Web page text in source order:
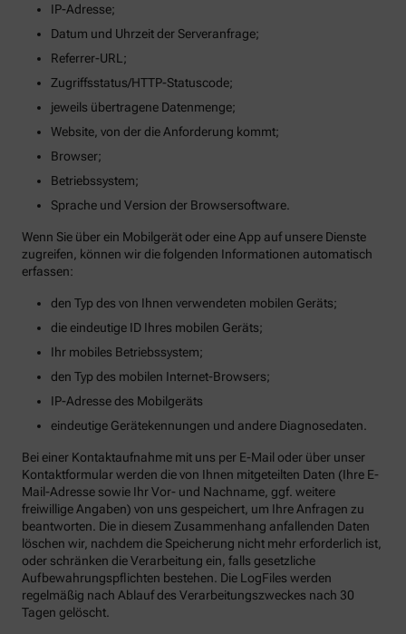
IP-Adresse;
Datum und Uhrzeit der Serveranfrage;
Referrer-URL;
Zugriffsstatus/HTTP-Statuscode;
jeweils übertragene Datenmenge;
Website, von der die Anforderung kommt;
Browser;
Betriebssystem;
Sprache und Version der Browsersoftware.
Wenn Sie über ein Mobilgerät oder eine App auf unsere Dienste
zugreifen, können wir die folgenden Informationen automatisch
erfassen:
den Typ des von Ihnen verwendeten mobilen Geräts;
die eindeutige ID Ihres mobilen Geräts;
Ihr mobiles Betriebssystem;
den Typ des mobilen Internet-Browsers;
IP-Adresse des Mobilgeräts
eindeutige Gerätekennungen und andere Diagnosedaten.
Bei einer Kontaktaufnahme mit uns per E-Mail oder über unser
Kontaktformular werden die von Ihnen mitgeteilten Daten (Ihre E-
Mail-Adresse sowie Ihr Vor- und Nachname, ggf. weitere
freiwillige Angaben) von uns gespeichert, um Ihre Anfragen zu
beantworten. Die in diesem Zusammenhang anfallenden Daten
löschen wir, nachdem die Speicherung nicht mehr erforderlich ist,
oder schränken die Verarbeitung ein, falls gesetzliche
Aufbewahrungspflichten bestehen. Die LogFiles werden
regelmäßig nach Ablauf des Verarbeitungszweckes nach 30
Tagen gelöscht.